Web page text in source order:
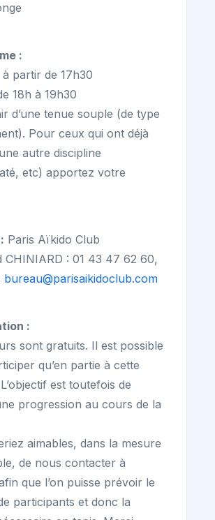
:
partir de 17h30
18h à 19h30
d’une tenue souple (de type
Pour ceux qui ont déjà
autre discipline
etc) apportez votre
Paris Aïkido Club
CHINIARD : 01 43 47 62 60,
bureau@parisaikidoclub.com
:
sont gratuits. Il est possible
qu’en partie à cette
est toutefois de
progression au cours de la
aimables, dans la mesure
de nous contacter à
que l’on puisse prévoir le
participants et donc la